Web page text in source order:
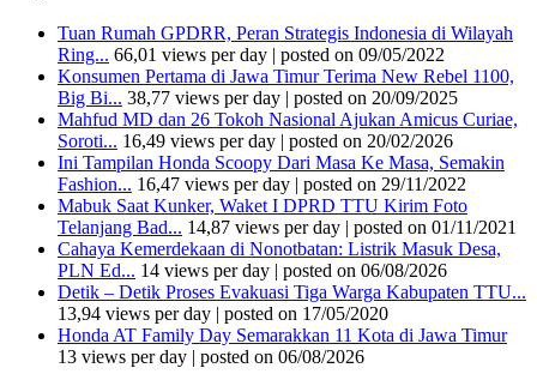
Tuan Rumah GPDRR, Peran Strategis Indonesia di Wilayah
Ring... 66,01 views per day | posted on 09/05/2022
Konsumen Pertama di Jawa Timur Terima New Rebel 1100,
Big Bi... 38,77 views per day | posted on 20/09/2025
Mahfud MD dan 26 Tokoh Nasional Ajukan Amicus Curiae,
Soroti... 16,49 views per day | posted on 20/02/2026
Ini Tampilan Honda Scoopy Dari Masa Ke Masa, Semakin
Fashion... 16,47 views per day | posted on 29/11/2022
Mabuk Saat Kunker, Waket I DPRD TTU Kirim Foto
Telanjang Bad... 14,87 views per day | posted on 01/11/2021
Cahaya Kemerdekaan di Nonotbatan: Listrik Masuk Desa,
PLN Ed... 14 views per day | posted on 06/08/2026
Detik – Detik Proses Evakuasi Tiga Warga Kabupaten TTU...
13,94 views per day | posted on 17/05/2020
Honda AT Family Day Semarakkan 11 Kota di Jawa Timur
13 views per day | posted on 06/08/2026